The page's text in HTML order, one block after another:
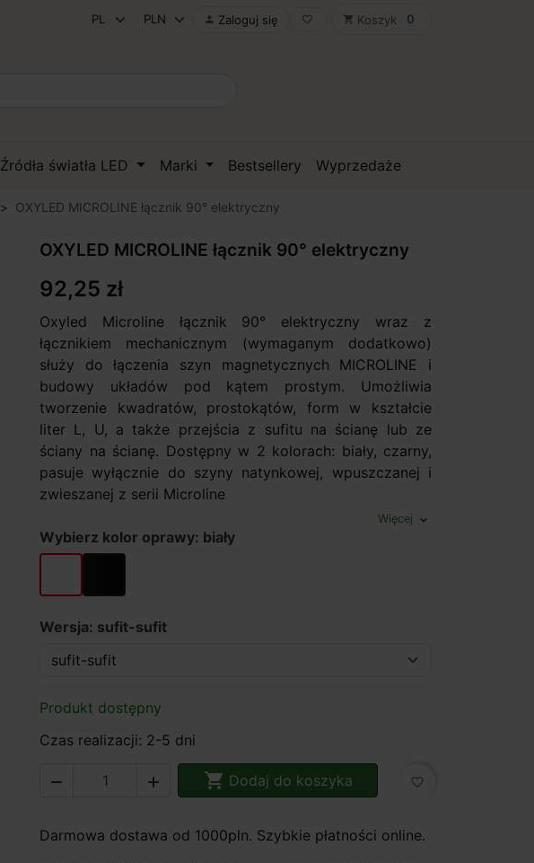
 Zaloguj się favorite_border shopping_cart Koszyk 0
Źródła światła LED Marki Bestsellery Wyprzedaże
OXYLED MICROLINE łącznik 90° elektryczny
OXYLED MICROLINE łącznik 90° elektryczny
92,25 zł
Oxyled Microline łącznik 90° elektryczny wraz z
łącznikiem mechanicznym (wymaganym dodatkowo)
służy do łączenia szyn magnetycznych MICROLINE i
budowy układów pod kątem prostym. Umożliwia
tworzenie kwadratów, prostokątów, form w kształcie
liter L, U, a także przejścia z sufitu na ścianę lub ze
ściany na ścianę. Dostępny w 2 kolorach: biały, czarny,
pasuje wyłącznie do szyny natynkowej, wpuszczanej i
zwieszanej z serii Microline
Więcej expand_more
Wybierz kolor oprawy: biały
biały czarny
Wersja: sufit-sufit
Produkt dostępny
Czas realizacji: 2-5 dni
   Dodaj do koszyka favorite_border
Darmowa dostawa od 1000pln. Szybkie płatności online.